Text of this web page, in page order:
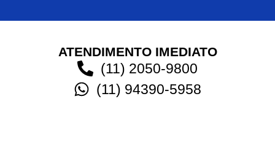
ATENDIMENTO IMEDIATO
(11) 2050-9800
(11) 94390-5958